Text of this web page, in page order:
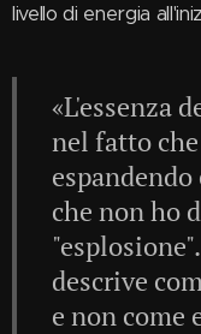
livello di energia
«L'essenza
nel fatto
che non ho
descrive
e non come